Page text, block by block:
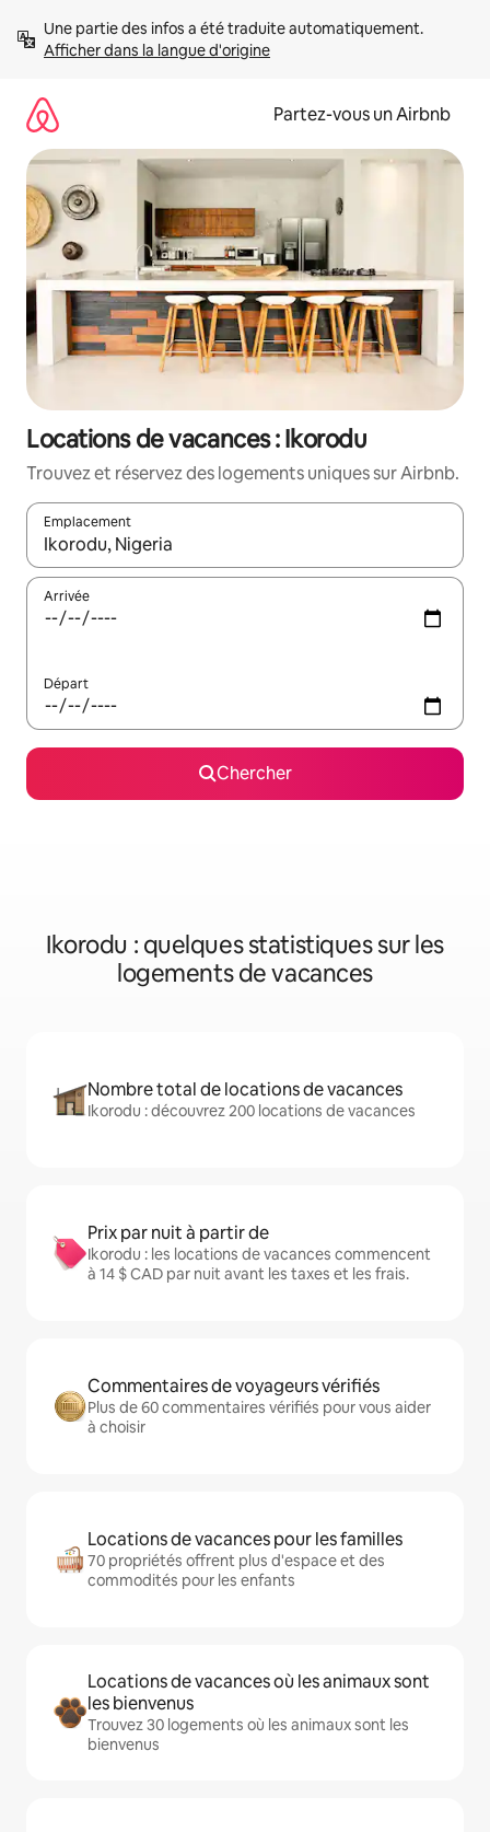
directement
Afficher dans la langue d'origine
Partez-vous un Airbnb
Locations de vacances : Ikorodu
Trouvez et réservez des logements uniques sur Airbnb.
Emplacement
Quand les résultats sont affichés, parcourez-les en utilisant
Arrivée
Départ
Chercher
Ikorodu : quelques statistiques sur les
logements de vacances
Nombre total de locations de vacances
Ikorodu : découvrez 200 locations de vacances
Prix par nuit à partir de
Ikorodu : les locations de vacances commencent
à 14 $ CAD par nuit avant les taxes et les frais.
Commentaires de voyageurs vérifiés
Plus de 60 commentaires vérifiés pour vous aider
à choisir
Locations de vacances pour les familles
70 propriétés offrent plus d'espace et des
commodités pour les enfants
Locations de vacances où les animaux sont
les bienvenus
Trouvez 30 logements où les animaux sont les
bienvenus